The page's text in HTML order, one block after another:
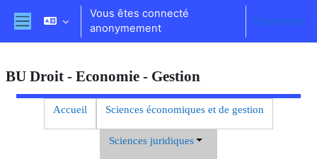
Passer au contenu principal
Panneau latéral
Vous êtes connecté
anonymement
Connexion
BU Droit - Economie - Gestion
Résumé de section
Accueil Sciences économiques et de gestion
Sciences juridiques